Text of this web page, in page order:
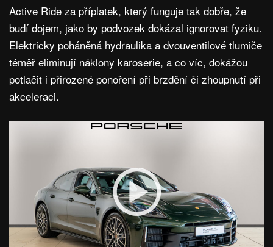
Active Ride za příplatek, který funguje tak dobře, že
budí dojem, jako by podvozek dokázal ignorovat fyziku.
Elektricky poháněná hydraulika a dvouventilové tlumiče
téměř eliminují náklony karoserie, a co víc, dokážou
potlačit i přirozené ponoření při brzdění či zhoupnutí při
akceleraci.